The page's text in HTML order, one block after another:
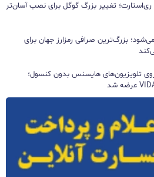
تغییر بزرگ گوگل برای نصب آسان‌تر
بزرگ‌ترین صرافی رمزارز جهان برای
تلویزیون‌های هایسنس بدون کنسول؛